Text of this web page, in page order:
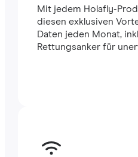
Mit jedem Holafly-
diesen exklusiven
Daten jeden Monat,
Rettungsanker für